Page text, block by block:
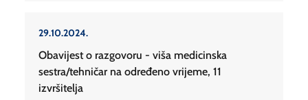
29.10.2024.
Obavijest o razgovoru - viša medicinska
sestra/tehničar na određeno vrijeme, 11
izvršitelja